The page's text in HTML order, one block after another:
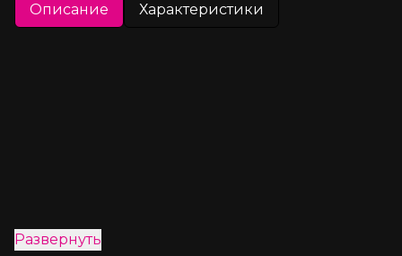
Описание Характеристики
Развернуть